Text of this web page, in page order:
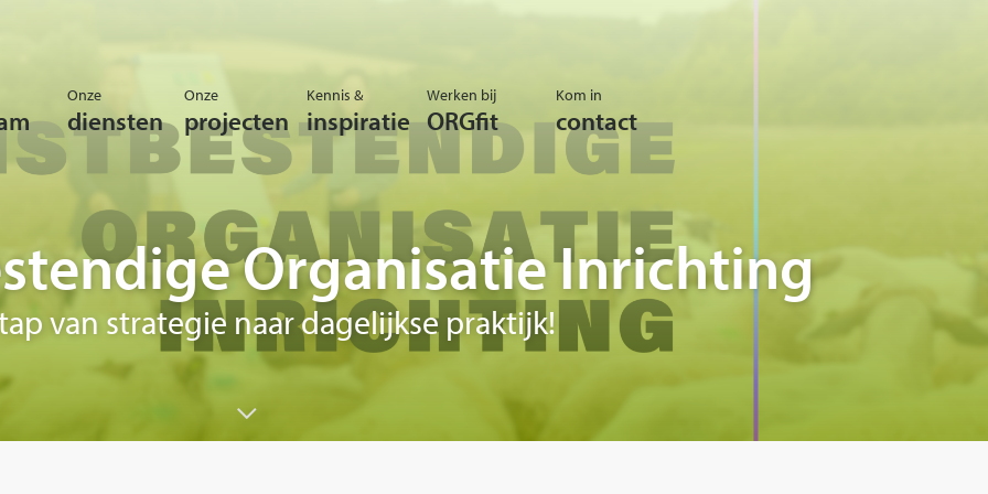
Onze
diensten
Onze
projecten
Kennis &
inspiratie
Werken bij
ORGfit
Kom in
contact
Organisatie Inrichting
van strategie naar dagelijkse praktijk!